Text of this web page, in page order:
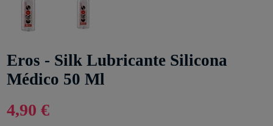
Eros - Silk Lubricante Silicona
Médico 50 Ml
4,90 €